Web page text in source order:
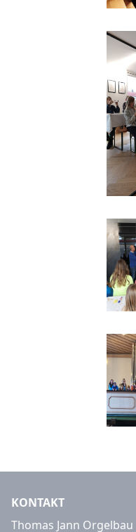
KONTAKT
Thomas Jann Orgelbau